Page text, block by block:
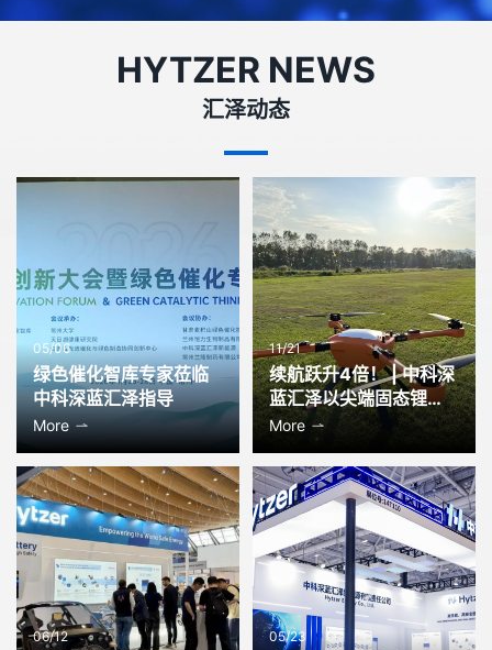
HYTZER NEWS
汇泽动态
05/06
绿色催化智库专家莅临
中科深蓝汇泽指导
More
11/21
续航跃升4倍！ | 中科深
蓝汇泽以尖端固态锂电
池技术重塑土地测绘无
人机行业标杆
More
06/12 05/23